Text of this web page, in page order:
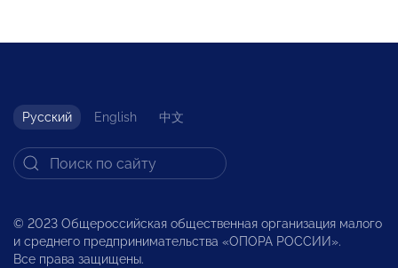
Русский English 中文
© 2023 Общероссийская общественная организация малого
и среднего предпринимательства «ОПОРА РОССИИ».
Все права защищены.